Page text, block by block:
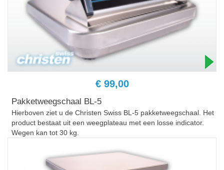
€ 99,00
Pakketweegschaal BL-5
Hierboven ziet u de Christen Swiss BL-5 pakketweegschaal. Het
product bestaat uit een weegplateau met een losse indicator.
Wegen kan tot 30 kg.